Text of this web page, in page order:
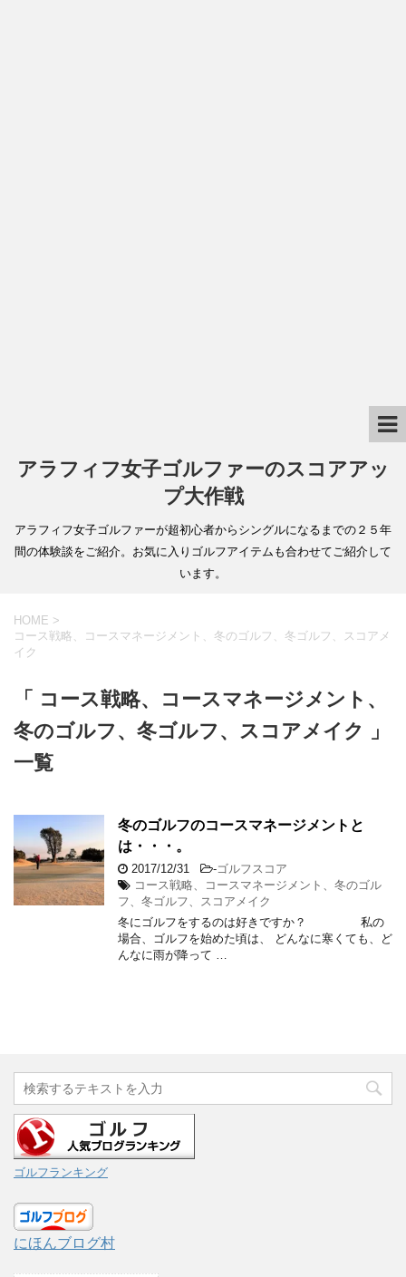
アラフィフ女子ゴルファーのスコアアッ
プ大作戦
アラフィフ女子ゴルファーが超初心者からシングルになるまでの２５年
間の体験談をご紹介。お気に入りゴルフアイテムも合わせてご紹介して
います。
HOME >
コース戦略、コースマネージメント、冬のゴルフ、冬ゴルフ、スコアメ
イク
「 コース戦略、コースマネージメント、
冬のゴルフ、冬ゴルフ、スコアメイク 」
一覧
冬のゴルフのコースマネージメントと
は・・・。
2017/12/31 -ゴルフスコア
コース戦略、コースマネージメント、冬のゴル
フ、冬ゴルフ、スコアメイク
冬にゴルフをするのは好きですか？ 私の
場合、ゴルフを始めた頃は、 どんなに寒くても、ど
んなに雨が降って …
ゴルフランキング
にほんブログ村